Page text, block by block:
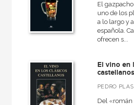
El
uno de los
a lo largo y
española.
ofrecen s...
El vino en
castellanos
PEDRO
Del «román